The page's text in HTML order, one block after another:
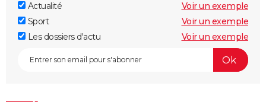
Actualité
Voir un exemple
Sport
Voir un exemple
Les dossiers d'actu
Voir un exemple